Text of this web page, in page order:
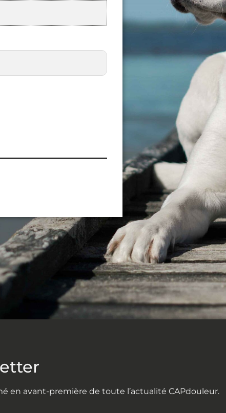
en avant-première de toute l’actualité CAPdouleur.